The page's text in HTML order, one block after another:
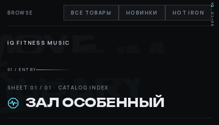
BROWSE ВСЕ ТОВАРЫ НОВИНКИ HOT IRON
IQ FITNESS MUSIC
01 / ENTRY
ЗАЛ ОСОБЕННЫЙ
IQ
01—06